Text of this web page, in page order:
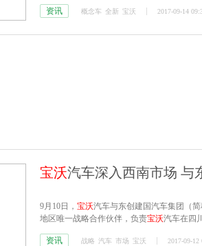
资讯
概念车 全新 宝沃 2017-09-14
宝沃汽车深入西南市场 与
9月10日， 宝沃汽车与东创建国汽车集团（
地区唯一战略合作伙伴，负责宝沃汽车在四
资讯 战略 汽车 市场 宝沃 2017-09-12